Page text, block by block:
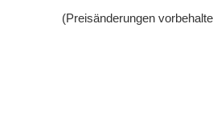
(Preisänderungen